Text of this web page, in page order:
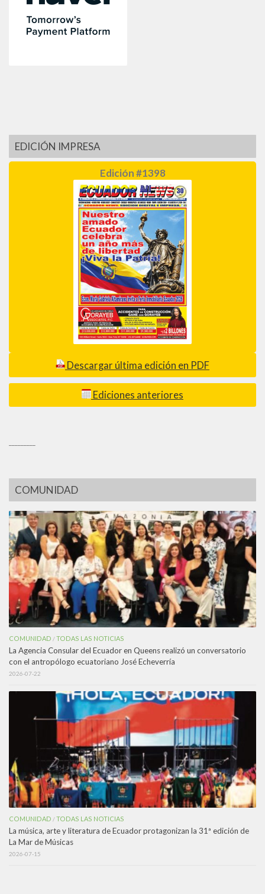
EDICIÓN IMPRESA
Edición #1398
Descargar última edición en PDF
Ediciones anteriores
COMUNIDAD
COMUNIDAD /TODAS LAS NOTICIAS
La Agencia Consular del Ecuador en Queens realizó un conversatorio
con el antropólogo ecuatoriano José Echeverría
2026-07-22
COMUNIDAD /TODAS LAS NOTICIAS
La música, arte y literatura de Ecuador protagonizan la 31ª edición de
La Mar de Músicas
2026-07-15